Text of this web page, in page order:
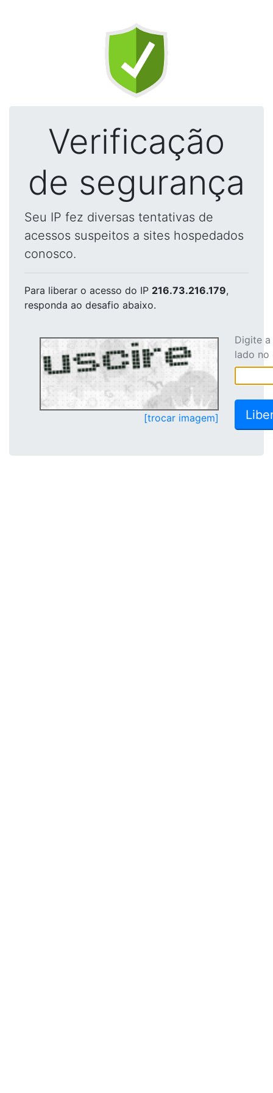
Verificação
de segurança
Seu IP fez diversas tentativas de
acessos suspeitos a sites hospedados
conosco.
Para liberar o acesso do IP 216.73.216.179,
responda ao desafio abaixo.
[trocar imagem]
Digite
lado no